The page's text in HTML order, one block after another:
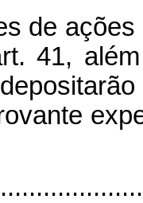
de
41,